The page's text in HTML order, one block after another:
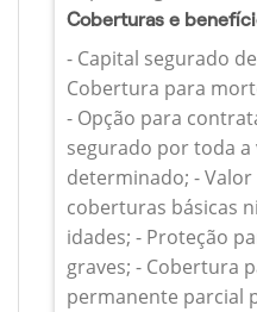
Coberturas e
- Capital segurado
Cobertura para
- Opção para
segurado por toda
determinado; -
coberturas básicas
idades; - Proteção
graves; - Cobertura
permanente parcial